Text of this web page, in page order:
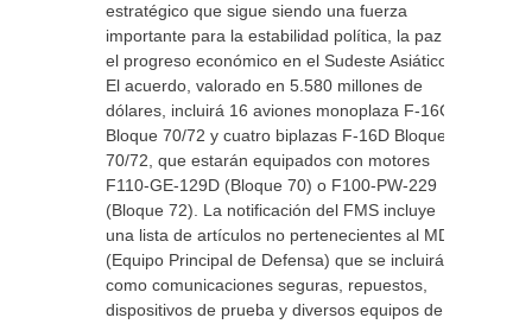
estratégico que sigue siendo una fuerza
importante para la estabilidad política, la paz y
el progreso económico en el Sudeste Asiático”.
El acuerdo, valorado en 5.580 millones de
dólares, incluirá 16 aviones monoplaza F-16C
Bloque 70/72 y cuatro biplazas F-16D Bloque
70/72, que estarán equipados con motores
F110-GE-129D (Bloque 70) o F100-PW-229
(Bloque 72). La notificación del FMS incluye
una lista de artículos no pertenecientes al MDE
(Equipo Principal de Defensa) que se incluirán,
como comunicaciones seguras, repuestos,
dispositivos de prueba y diversos equipos de